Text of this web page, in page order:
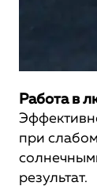
Работа в
при
результат.